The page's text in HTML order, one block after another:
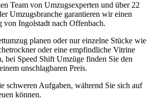
Team von Umzugsexperten und über 22
Umzugsbranche garantieren wir einen
von Ingolstadt nach Offenbach.
planen oder nur einzelne Stücke wie
oder eine empfindliche Vitrine
bei Speed Shift Umzüge finden Sie den
unschlagbaren Preis.
schweren Aufgaben, während Sie sich auf
können.